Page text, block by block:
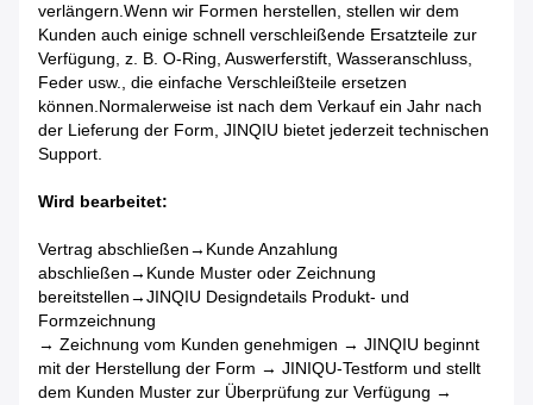
verlängern.Wenn wir Formen herstellen, stellen wir dem
Kunden auch einige schnell verschleißende Ersatzteile zur
Verfügung, z. B. O-Ring, Auswerferstift, Wasseranschluss,
Feder usw., die einfache Verschleißteile ersetzen
können.Normalerweise ist nach dem Verkauf ein Jahr nach
der Lieferung der Form, JINQIU bietet jederzeit technischen
Support.
Wird bearbeitet:
Vertrag abschließen→Kunde Anzahlung
abschließen→Kunde Muster oder Zeichnung
bereitstellen→JINQIU Designdetails Produkt- und
Formzeichnung
→ Zeichnung vom Kunden genehmigen → JINQIU beginnt
mit der Herstellung der Form → JINIQU-Testform und stellt
dem Kunden Muster zur Überprüfung zur Verfügung →